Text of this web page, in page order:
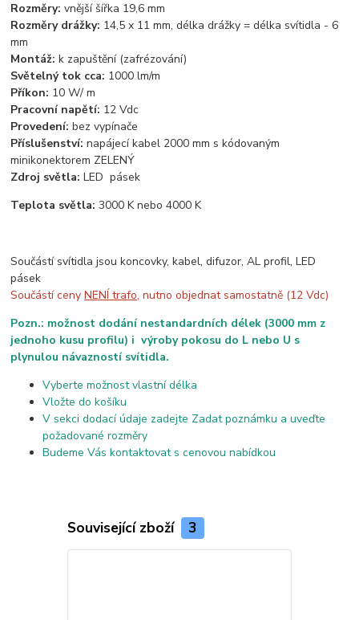
Rozměry: vnější šířka 19,6 mm
Rozměry drážky: 14,5 x 11 mm, délka drážky = délka svítidla - 6
mm
Montáž: k zapuštění (zafrézování)
Světelný tok cca: 1000 lm/m
Příkon: 10 W/ m
Pracovní napětí: 12 Vdc
Provedení:bez vypínače
Příslušenství:napájecí kabel 2000 mm s kódovaným
minikonektorem ZELENÝ
Zdroj světla:LED pásek
Teplota světla:3000 K nebo 4000 K
Součástí svítidla jsou koncovky, kabel, difuzor, AL profil, LED
pásek
Součástí cenyNENÍ trafo, nutno objednat samostatně (12 Vdc)
Pozn.: možnost dodání nestandardních délek (3000 mm z
jednoho kusu profilu) i výroby pokosu do L nebo U s
plynulou návazností svítidla.
Vyberte možnost vlastní délka
Vložte do košíku
V sekci dodací údaje zadejte Zadat poznámku a uveďte
požadované rozměry
Budeme Vás kontaktovat s cenovou nabídkou
Související zboží 3